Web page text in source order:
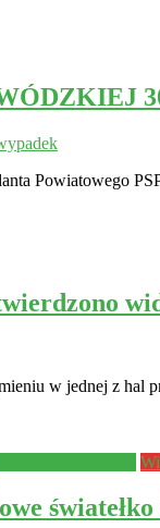
Powiatowego
w jednej z hal